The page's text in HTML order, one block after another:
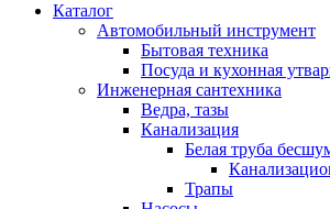
Каталог
Автомобильный инструмент
Бытовая техника
Посуда и кухонная
Инженерная сантехника
Ведра, тазы
Канализация
Белая труба
Трапы